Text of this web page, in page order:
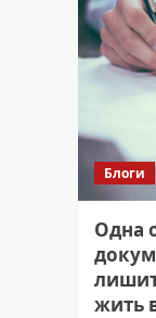
Блоги
Одна
жить